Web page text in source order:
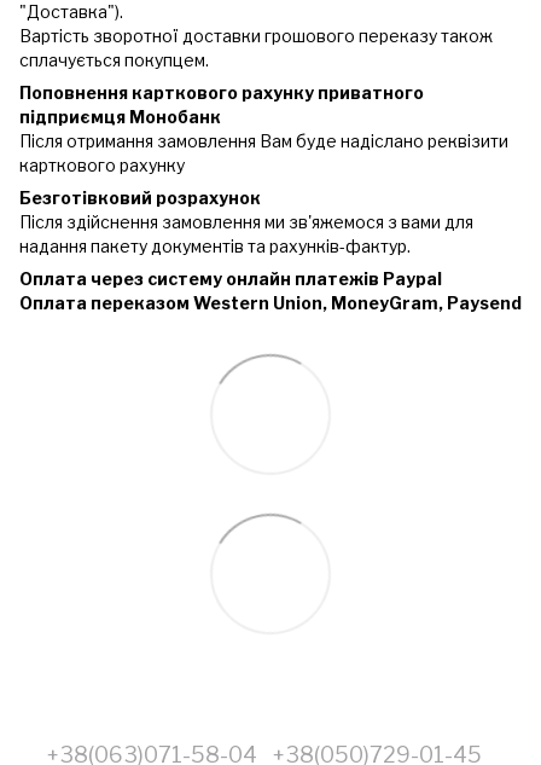
"Доставка").
Вартість зворотної доставки грошового переказу також
сплачується покупцем.
Поповнення карткового рахунку приватного
підприємця Монобанк
Після отримання замовлення Вам буде надіслано реквізити
карткового рахунку
Безготівковий розрахунок
Після здійснення замовлення ми зв'яжемося з вами для
надання пакету документів та рахунків-фактур.
Оплата через систему онлайн платежів Paypal
Оплата переказом Western Union, MoneyGram, Paysend
+38(063)071-58-04 +38(050)729-01-45